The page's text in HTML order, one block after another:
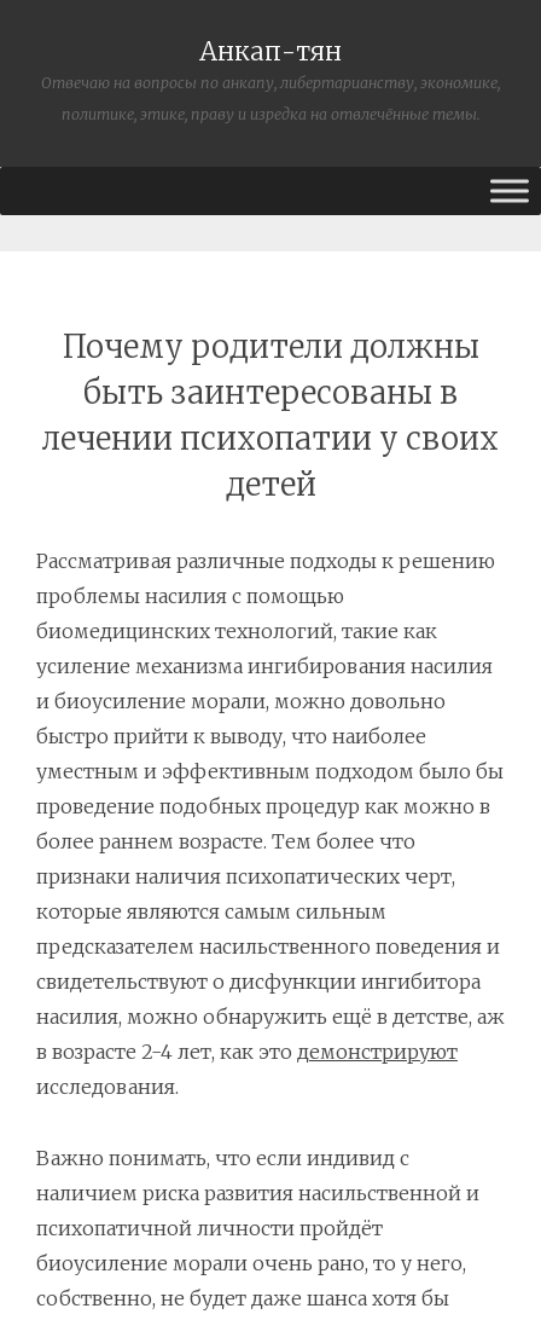
Анкап-тян
Отвечаю на вопросы по анкапу, либертарианству, экономике,
политике, этике, праву и изредка на отвлечённые темы.
Почему родители должны
быть заинтересованы в
лечении психопатии у своих
детей
Рассматривая различные подходы к решению
проблемы насилия с помощью
биомедицинских технологий, такие как
усиление механизма ингибирования насилия
и биоусиление морали, можно довольно
быстро прийти к выводу, что наиболее
уместным и эффективным подходом было бы
проведение подобных процедур как можно в
более раннем возрасте. Тем более что
признаки наличия психопатических черт,
которые являются самым сильным
предсказателем насильственного поведения и
свидетельствуют о дисфункции ингибитора
насилия, можно обнаружить ещё в детстве, аж
в возрасте 2-4 лет, как это демонстрируют
исследования.
Важно понимать, что если индивид с
наличием риска развития насильственной и
психопатичной личности пройдёт
биоусиление морали очень рано, то у него,
собственно, не будет даже шанса хотя бы